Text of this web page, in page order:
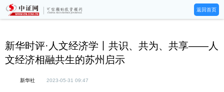
返回首页
新华时评·人文经济学丨共识、共为、共享——人
文经济相融共生的苏州启示
新华社 2023-05-31 09:47